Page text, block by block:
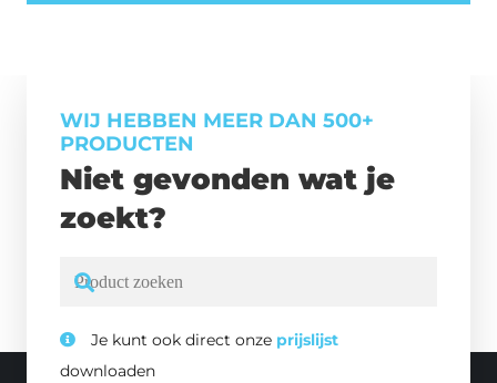
WIJ HEBBEN MEER DAN 500+
PRODUCTEN
Niet gevonden wat je
zoekt?
Je kunt ook direct onze prijslijst
downloaden